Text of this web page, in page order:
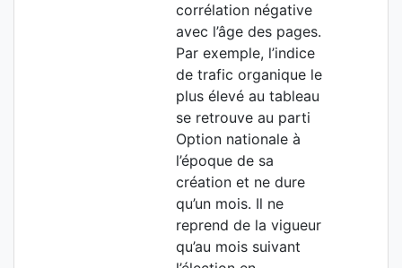
corrélation négative
avec l’âge des pages.
Par exemple, l’indice
de trafic organique le
plus élevé au tableau
se retrouve au parti
Option nationale à
l’époque de sa
création et ne dure
qu’un mois. Il ne
reprend de la vigueur
qu’au mois suivant